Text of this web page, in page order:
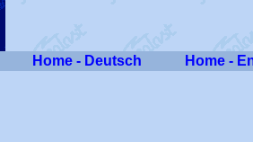
Home - Deutsch Home -